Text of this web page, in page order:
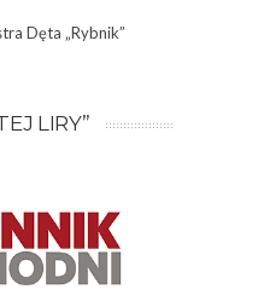
Dęta „Rybnik”
LIRY”